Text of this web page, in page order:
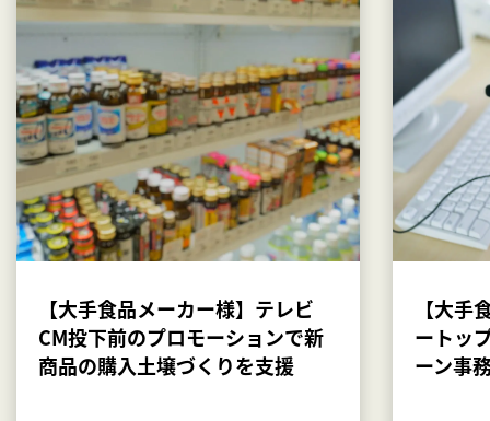
【大手食品メーカー様】テレビ
CM投下前のプロモーションで新
商品の購入土壌づくりを支援
【大手
ートッ
ーン事